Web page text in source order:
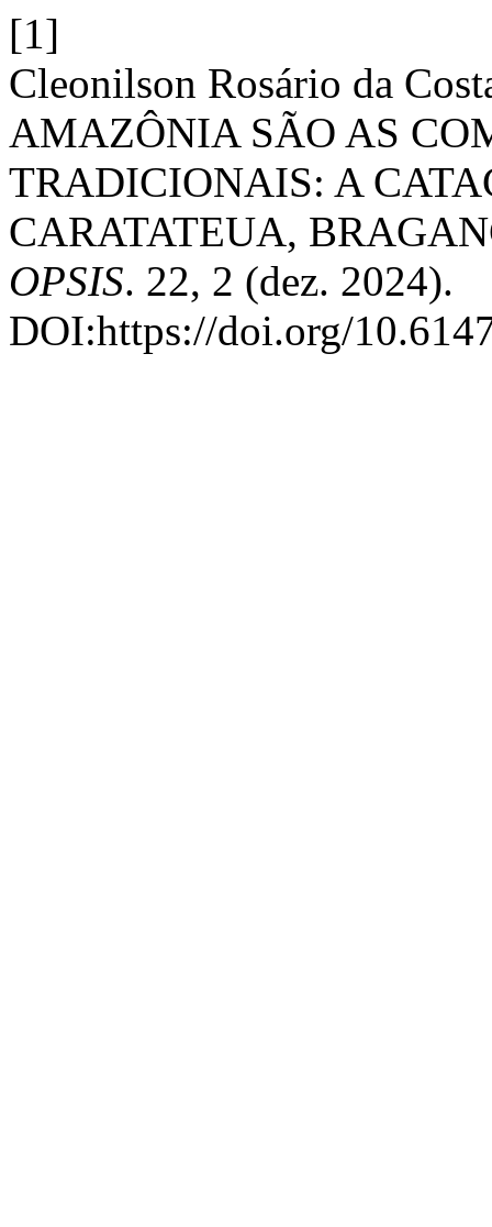
[1]
Cleonilson Rosário da
AMAZÔNIA SÃO AS
TRADICIONAIS: A
CARATATEUA,
OPSIS. 22, 2 (dez. 2024).
DOI:https://doi.org/